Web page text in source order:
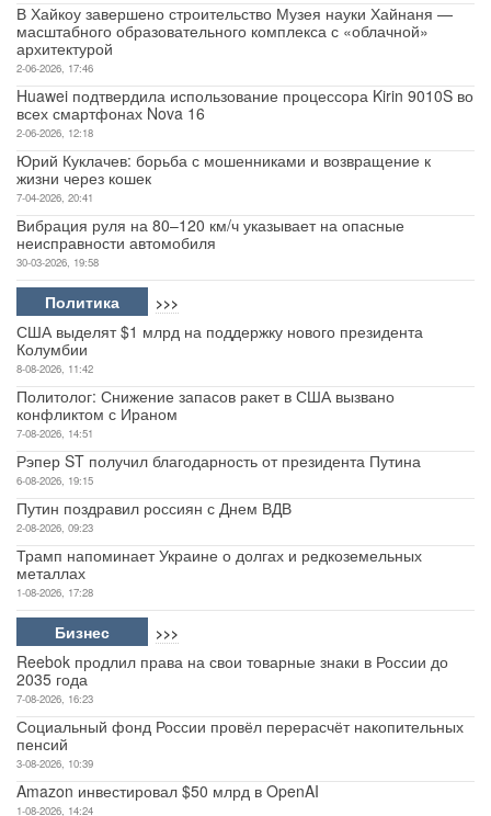
В Хайкоу завершено строительство Музея науки Хайнаня —
масштабного образовательного комплекса с «облачной»
архитектурой
2-06-2026, 17:46
Huawei подтвердила использование процессора Kirin 9010S во
всех смартфонах Nova 16
2-06-2026, 12:18
Юрий Куклачев: борьба с мошенниками и возвращение к
жизни через кошек
7-04-2026, 20:41
Вибрация руля на 80–120 км/ч указывает на опасные
неисправности автомобиля
30-03-2026, 19:58
Политика >>>
США выделят $1 млрд на поддержку нового президента
Колумбии
8-08-2026, 11:42
Политолог: Снижение запасов ракет в США вызвано
конфликтом с Ираном
7-08-2026, 14:51
Рэпер ST получил благодарность от президента Путина
6-08-2026, 19:15
Путин поздравил россиян с Днем ВДВ
2-08-2026, 09:23
Трамп напоминает Украине о долгах и редкоземельных
металлах
1-08-2026, 17:28
Бизнес >>>
Reebok продлил права на свои товарные знаки в России до
2035 года
7-08-2026, 16:23
Социальный фонд России провёл перерасчёт накопительных
пенсий
3-08-2026, 10:39
Amazon инвестировал $50 млрд в OpenAI
1-08-2026, 14:24